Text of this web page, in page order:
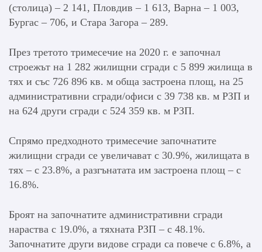
(столица) – 2 141, Пловдив – 1 613, Варна – 1 003,
Бургас – 706, и Стара Загора – 289.
През третото тримесечие на 2020 г. е започнал
строежът на 1 282 жилищни сгради с 5 899 жилища в
тях и със 726 896 кв. м обща застроена площ, на 25
административни сгради/офиси с 39 738 кв. м РЗП и
на 624 други сгради с 524 359 кв. м РЗП.
Спрямо предходното тримесечие започнатите
жилищни сгради се увеличават с 30.9%, жилищата в
тях – с 23.8%, а разгънатата им застроена площ – с
16.8%.
Броят на започнатите административни сгради
нараства с 19.0%, а тяхната РЗП – с 48.1%.
Започнатите други видове сгради са повече с 6.8%, а